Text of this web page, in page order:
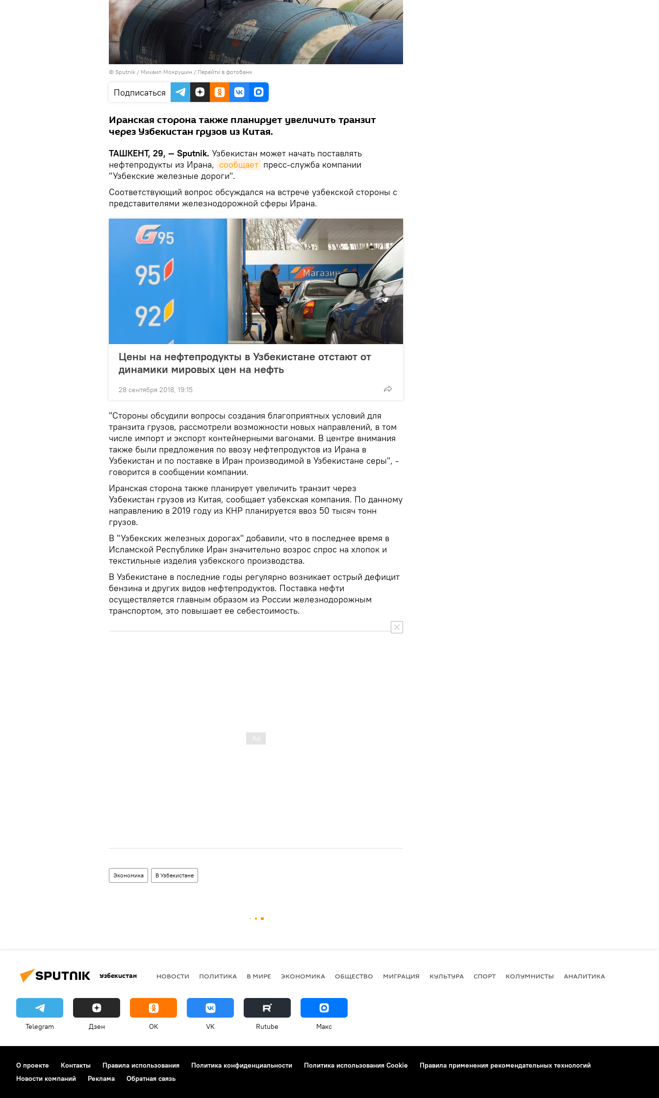
© Sputnik / Михаил Мокрушин / Перейти в фотобанк
Подписаться
Иранская сторона также планирует увеличить транзит
через Узбекистан грузов из Китая.
ТАШКЕНТ, 29, — Sputnik. Узбекистан может начать поставлять
нефтепродукты из Ирана, сообщает пресс-служба компании
"Узбекские железные дороги".
Соответствующий вопрос обсуждался на встрече узбекской стороны с
представителями железнодорожной сферы Ирана.
Цены на нефтепродукты в Узбекистане отстают от
динамики мировых цен на нефть
28 сентября 2018, 19:15
"Стороны обсудили вопросы создания благоприятных условий для
транзита грузов, рассмотрели возможности новых направлений, в том
числе импорт и экспорт контейнерными вагонами. В центре внимания
также были предложения по ввозу нефтепродуктов из Ирана в
Узбекистан и по поставке в Иран производимой в Узбекистане серы", -
говорится в сообщении компании.
Иранская сторона также планирует увеличить транзит через
Узбекистан грузов из Китая, сообщает узбекская компания. По данному
направлению в 2019 году из КНР планируется ввоз 50 тысяч тонн
грузов.
В "Узбекских железных дорогах" добавили, что в последнее время в
Исламской Республике Иран значительно возрос спрос на хлопок и
текстильные изделия узбекского производства.
В Узбекистане в последние годы регулярно возникает острый дефицит
бензина и других видов нефтепродуктов. Поставка нефти
осуществляется главным образом из России железнодорожным
транспортом, это повышает ее себестоимость.
Экономика В Узбекистане
Узбекистан НОВОСТИ ПОЛИТИКА В МИРЕ ЭКОНОМИКА ОБЩЕСТВО МИГРАЦИЯ КУЛЬТУРА СПОРТ КОЛУМНИСТЫ АНАЛИТИКА
Telegram Дзен OK VK Rutube Макс
О проекте Контакты Правила использования Политика конфиденциальности Политика использования Cookie
Правила применения рекомендательных технологий
Новости компаний
Реклама Обратная связь